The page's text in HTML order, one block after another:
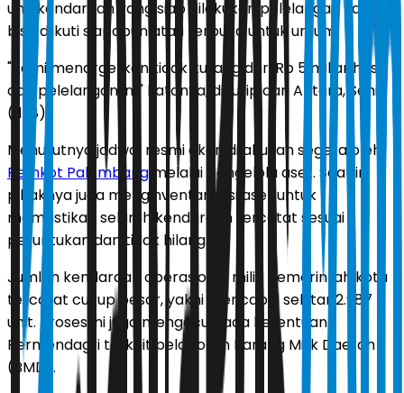
unit kendaraan yang siap dilakukan pelelangan yang
bisa diikuti siapapun atau terbuka untuk umum.
"Kami menargetkan tidak kurang dari Rp 5 miliar hasil
dari pelelangan ini," katanya, dikutip dari Antara, Senin
(11/8).
Menurutnya jadwal resmi akan dilakukan segera oleh
Pemkot Palembang melalui pengelola aset. Saat ini
pihaknya juga menginventarisasi aset untuk
memastikan seluruh kendaraan tercatat sesuai
peruntukan dan tidak hilang.
Jumlah kendaraan operasional milik pemerintah kota
tercatat cukup besar, yakni mencapai sekitar 2.987
unit. Proses ini juga mengacu pada ketentuan
Permendagri terkait pelaporan Barang Milik Daerah
(BMD).